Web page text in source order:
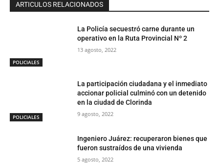
ARTICULOS RELACIONADOS
POLICIALES
La Policía secuestró carne durante un
operativo en la Ruta Provincial Nº 2
13 agosto, 2022
POLICIALES
La participación ciudadana y el inmediato
accionar policial culminó con un detenido
en la ciudad de Clorinda
9 agosto, 2022
Ingeniero Juárez: recuperaron bienes que
fueron sustraídos de una vivienda
5 agosto, 2022